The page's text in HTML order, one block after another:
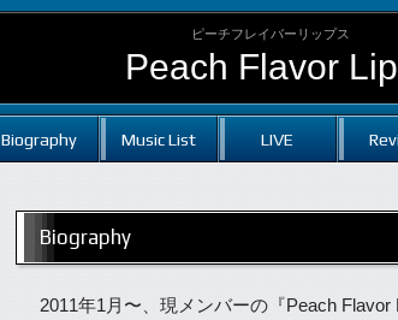
ピーチフレイバーリップス
Peach Flavor
Biography Music List LIVE
Biography
2011年1月〜、現メンバーの『Peach Flavor